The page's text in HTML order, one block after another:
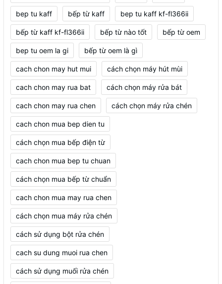
bep tu kaff bếp từ kaff bep tu kaff kf-fl366ii
bếp từ kaff kf-fl366ii bếp từ nào tốt bếp từ oem
bep tu oem la gi bếp từ oem là gì
cach chon may hut mui cách chọn máy hút mùi
cach chon may rua bat cách chọn máy rửa bát
cach chon may rua chen cách chọn máy rửa chén
cach chon mua bep dien tu
cách chọn mua bếp điện từ
cach chon mua bep tu chuan
cách chọn mua bếp từ chuẩn
cach chon mua may rua chen
cách chọn mua máy rửa chén
cách sử dụng bột rửa chén
cach su dung muoi rua chen
cách sử dụng muối rửa chén